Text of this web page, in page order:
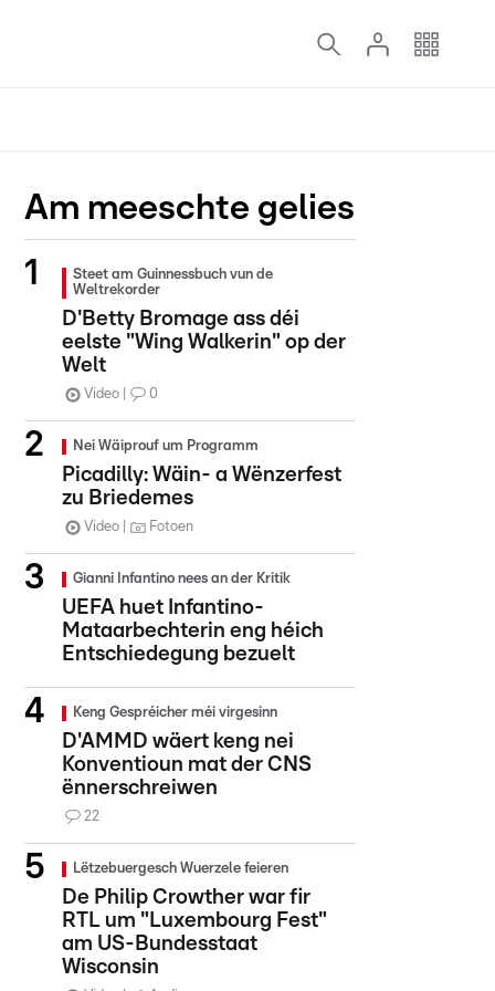
Am meeschte gelies
Steet am Guinnessbuch vun de
Weltrekorder
D'Betty Bromage ass déi
eelste "Wing Walkerin" op der
Welt
Video 0
Nei Wäiprouf um Programm
Picadilly: Wäin- a Wënzerfest
zu Briedemes
Video Fotoen
Gianni Infantino nees an der Kritik
UEFA huet Infantino-
Mataarbechterin eng héich
Entschiedegung bezuelt
Keng Gespréicher méi virgesinn
D'AMMD wäert keng nei
Konventioun mat der CNS
ënnerschreiwen
22
Lëtzebuergesch Wuerzele feieren
De Philip Crowther war fir
RTL um "Luxembourg Fest"
am US-Bundesstaat
Wisconsin